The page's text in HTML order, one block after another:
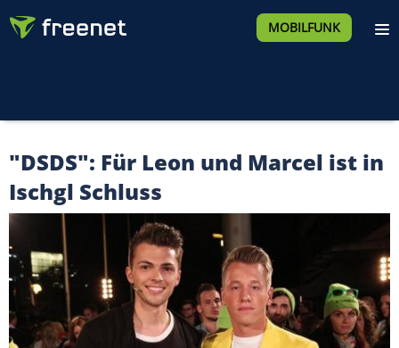
MOBILFUNK
"DSDS": Für Leon und Marcel ist in
Ischgl Schluss